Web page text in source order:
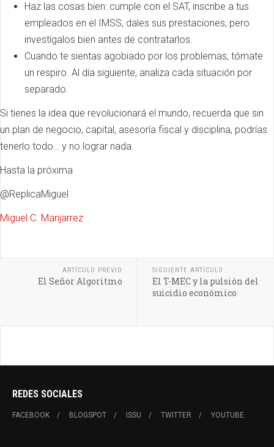
Haz las cosas bien: cumple con el SAT, inscribe a tus
empleados en el IMSS, dales sus prestaciones, pero
investígalos bien antes de contratarlos.
Cuando te sientas agobiado por los problemas, tómate
un respiro. Al día siguiente, analiza cada situación por
separado.
Si tienes la idea que revolucionará el mundo, recuerda que sin
un plan de negocio, capital, asesoría fiscal y disciplina, podrías
tenerlo todo… y no lograr nada.
Hasta la próxima
@ReplicaMiguel
Miguel C. Manjarrez
ARTÍCULO PREVIO
El Señor Algoritmo
SIGUIENTE ARTÍCULO
El T-MEC y la pulsión del
suicidio económico
REDES SOCIALES
FACEBOOK BLOGSPOT ISSU TWITTER YOUTUBE